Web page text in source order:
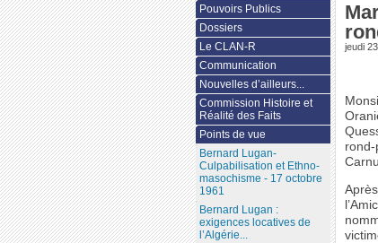
jeudi
rond-
Pouvoirs Publics
Dossiers
Le CLAN-R
Communication
Nouvelles d’ailleurs...
Commission Histoire et
Réalité des Faits
Points de vue
Bernard Lugan-
Culpabilisation et Ethno-
masochisme - 17 octobre
1961
Bernard Lugan :
exigences locatives de
l’Algérie...